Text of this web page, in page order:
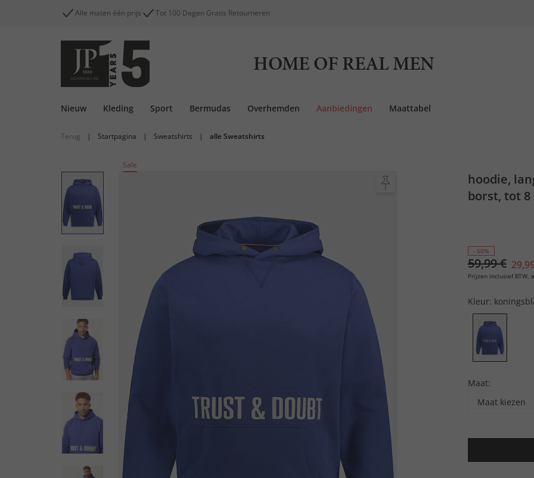
Alle maten één prijs Tot 100 Dagen Gratis Retourneren
HOME OF REAL MEN
Nieuw Kleding Sport Bermudas Overhemden Aanbiedingen Maattabel
Terug | Startpagina | Sweatshirts | alle Sweatshirts
Sale
hoodie,
borst, tot 8
- 50%
59,99 €
Prijzen inclusief BTW,
Kleur:
Maat:
Maat kiezen